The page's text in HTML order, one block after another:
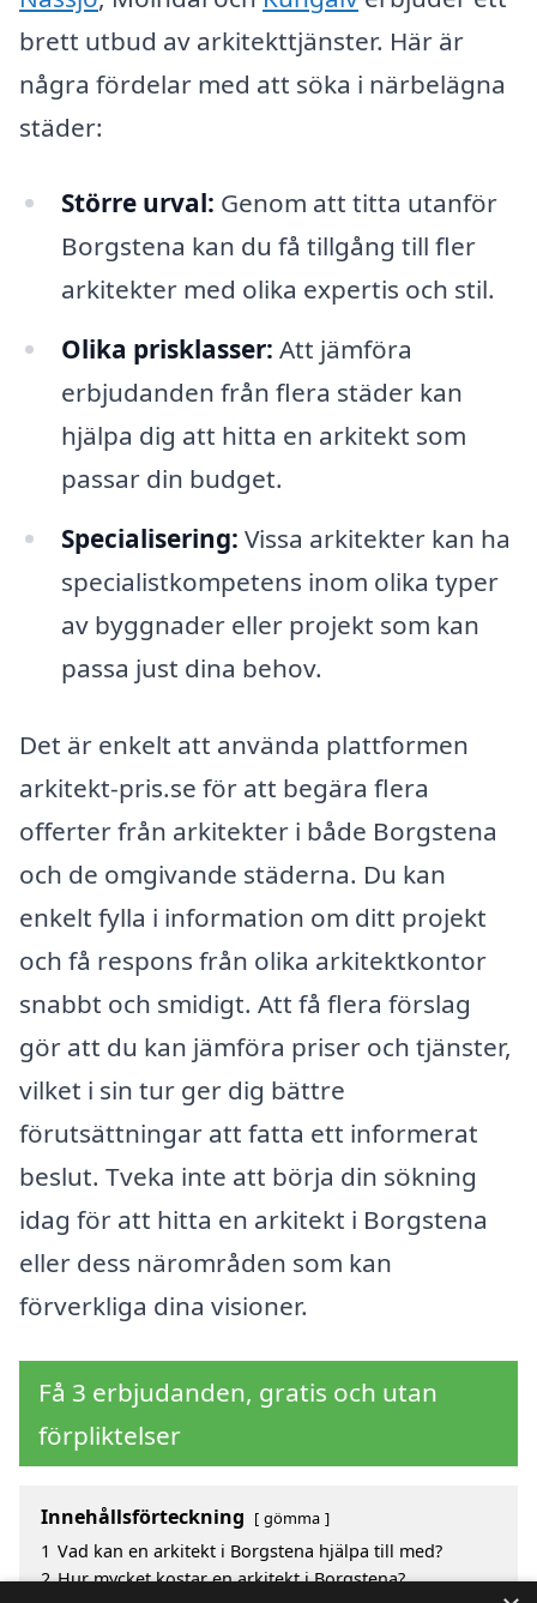
brett utbud av arkitekttjänster. Här är
några fördelar med att söka i närbelägna
städer:
Större urval: Genom att titta utanför
Borgstena kan du få tillgång till fler
arkitekter med olika expertis och stil.
Olika prisklasser: Att jämföra
erbjudanden från flera städer kan
hjälpa dig att hitta en arkitekt som
passar din budget.
Specialisering: Vissa arkitekter kan ha
specialistkompetens inom olika typer
av byggnader eller projekt som kan
passa just dina behov.
Det är enkelt att använda plattformen
arkitekt-pris.se för att begära flera
offerter från arkitekter i både Borgstena
och de omgivande städerna. Du kan
enkelt fylla i information om ditt projekt
och få respons från olika arkitektkontor
snabbt och smidigt. Att få flera förslag
gör att du kan jämföra priser och tjänster,
vilket i sin tur ger dig bättre
förutsättningar att fatta ett informerat
beslut. Tveka inte att börja din sökning
idag för att hitta en arkitekt i Borgstena
eller dess närområden som kan
förverkliga dina visioner.
Få 3 erbjudanden, gratis och utan
förpliktelser
Innehållsförteckning gömma
1 Vad kan en arkitekt i Borgstena hjälpa till med?
2 Hur mycket kostar en arkitekt i Borgstena?